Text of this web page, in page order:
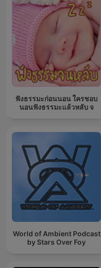
ฟังธรรมะก่อนนอน ใครชอบ
นอนฟังธรรมะแล้วหลับ จ
World of Ambient Podcast
by Stars Over Foy